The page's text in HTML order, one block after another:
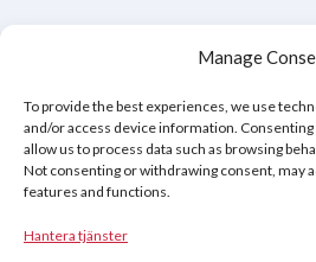
Manage
To provide the best experiences, we use
and/or access device information.
allow us to process data such as browsing
Not consenting or withdrawing consent, may
features and functions.
Hantera tjänster
Juridisk ansvarsfriskrivning
Policy för cookies (EU)
Copyright © 2026
Hovingh & Partners